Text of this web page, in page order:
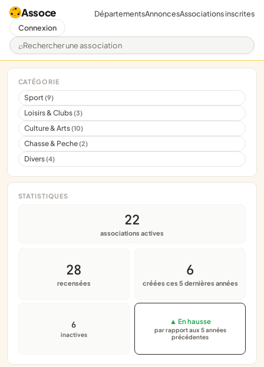
Assoce
Rechercher une association
DépartementsAnnoncesAssociations inscrites
Connexion
CATÉGORIE
Sport(9)
Loisirs & Clubs(3)
Culture & Arts(10)
Chasse & Peche(2)
Divers(4)
STATISTIQUES
22
associations actives
28
recensées
6
créées ces 5 dernières années
6
inactives
▲ En hausse
par rapport aux 5 années
précédentes